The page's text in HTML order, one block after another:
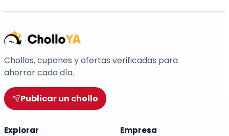
Chollos, cupones y ofertas verificadas para
ahorrar cada día.
Publicar un chollo
Explorar Empresa